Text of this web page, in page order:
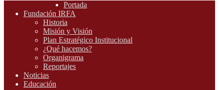
Portada
Fundación IRFA
Historia
Misión y Visión
Plan Estratégico Institucional
¿Qué hacemos?
Organigrama
Reportajes
Noticias
Educación